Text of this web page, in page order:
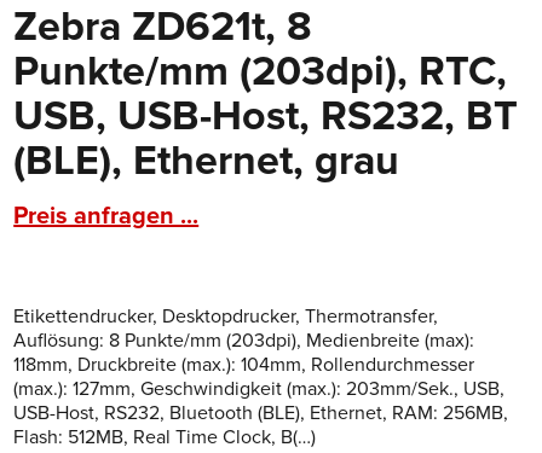
Zebra ZD621t, 8
Punkte/mm (203dpi), RTC,
USB, USB-Host, RS232, BT
(BLE), Ethernet, grau
Preis anfragen ...
Etikettendrucker, Desktopdrucker, Thermotransfer,
Auflösung: 8 Punkte/mm (203dpi), Medienbreite (max):
118mm, Druckbreite (max.): 104mm, Rollendurchmesser
(max.): 127mm, Geschwindigkeit (max.): 203mm/Sek., USB,
USB-Host, RS232, Bluetooth (BLE), Ethernet, RAM: 256MB,
Flash: 512MB, Real Time Clock, B(…)